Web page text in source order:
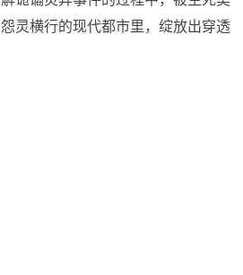
灵横行的现代都市里，绽放出穿透